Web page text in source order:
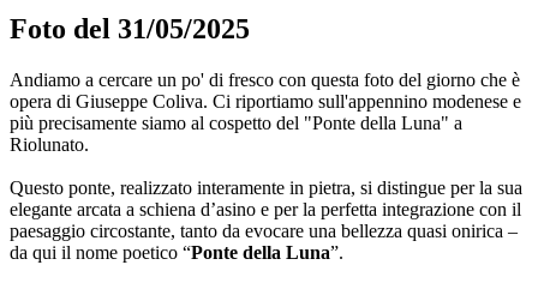
Foto del 31/05/2025
Andiamo a cercare un po' di fresco con questa foto del giorno che è
opera di Giuseppe Coliva. Ci riportiamo sull'appennino modenese e
più precisamente siamo al cospetto del "Ponte della Luna" a
Riolunato.
Questo ponte, realizzato interamente in pietra, si distingue per la sua
elegante arcata a schiena d’asino e per la perfetta integrazione con il
paesaggio circostante, tanto da evocare una bellezza quasi onirica –
da qui il nome poetico “Ponte della Luna”.